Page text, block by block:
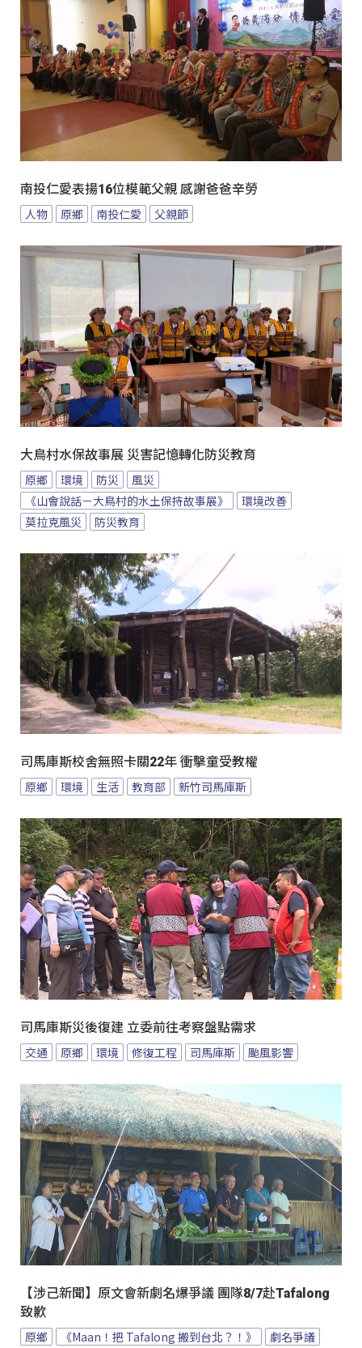
南投仁愛表揚16位模範父親 感謝爸爸辛勞
人物 原鄉 南投仁愛 父親節
大鳥村水保故事展 災害記憶轉化防災教育
原鄉 環境 防災
風災
《山會說話－大鳥村的水土保持故事展》
環境改善
莫拉克風災
防災教育
司馬庫斯校舍無照卡關22年 衝擊童受教權
原鄉 環境 生活 教育部 新竹司馬庫斯
司馬庫斯災後復建 立委前往考察盤點需求
交通 原鄉 環境 修復工程 司馬庫斯 颱風影響
【涉己新聞】原文會新劇名爆爭議 團隊8/7赴Tafalong
致歉
原鄉 《Maan！把 Tafalong 搬到台北？！》
劇名爭議